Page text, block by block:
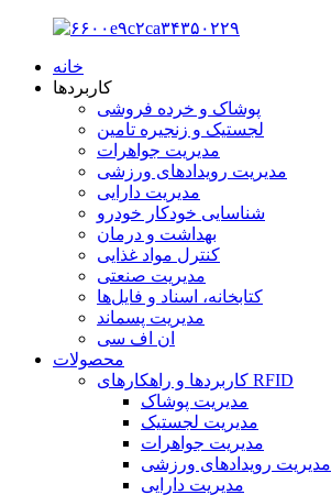
خانه
کاربردها
پوشاک و خرده فروشی
لجستیک و زنجیره تامین
مدیریت جواهرات
مدیریت رویدادهای ورزشی
مدیریت دارایی
شناسایی خودکار خودرو
بهداشت و درمان
کنترل مواد غذایی
مدیریت صنعتی
کتابخانه، اسناد و فایل‌ها
مدیریت پسماند
ان اف سی
محصولات
کاربردها و راهکارهای RFID
مدیریت پوشاک
مدیریت لجستیک
مدیریت جواهرات
مدیریت رویدادهای ورزشی
مدیریت دارایی